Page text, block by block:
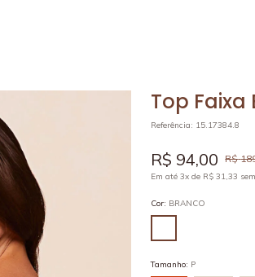
Top
Referência: 15.17384.8
R$ 94,00 R$
Em até3x de R$ 31,33
Cor: BRANCO
Tamanho: P